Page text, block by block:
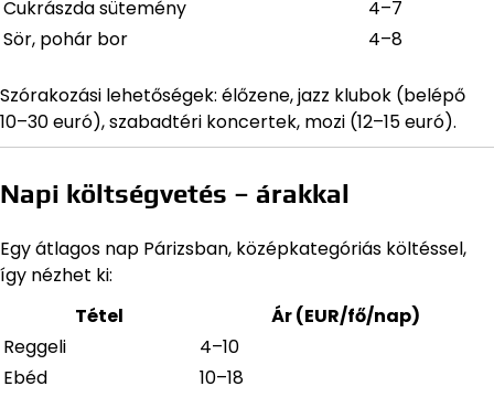
Cukrászda sütemény
4–7
Sör, pohár bor
4–8
Szórakozási lehetőségek: élőzene, jazz klubok (belépő
10–30 euró), szabadtéri koncertek, mozi (12–15 euró).
Napi költségvetés – árakkal
Egy átlagos nap Párizsban, középkategóriás költéssel,
így nézhet ki:
Tétel
Ár (EUR/fő/nap)
Reggeli
4–10
Ebéd
10–18